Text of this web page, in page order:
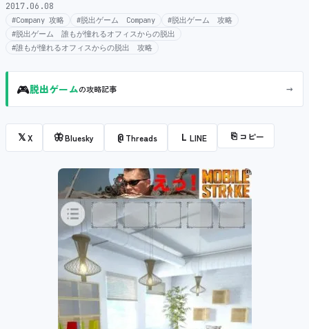
2017.06.08
#Company 攻略 #脱出ゲーム Company
#脱出ゲーム 攻略
#脱出ゲーム 誰もが憧れるオフィスからの脱出
#誰もが憧れるオフィスからの脱出 攻略
🎮脱出ゲームの攻略記事 →
𝕏X 🦋Bluesky @ Threads L LINE ⎘ コピー